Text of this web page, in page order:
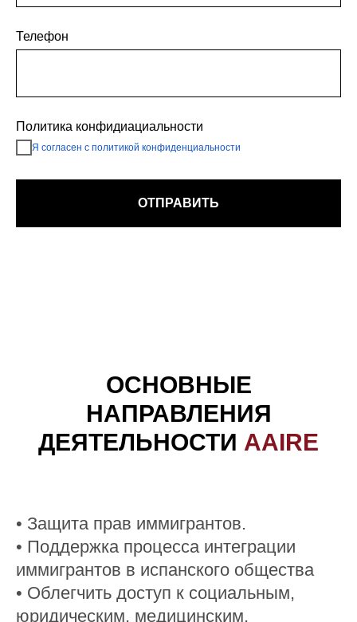
Телефон
Политика конфидиациальности
Я согласен с политикой конфиденциальности
ОТПРАВИТЬ
ОСНОВНЫЕ
НАПРАВЛЕНИЯ
ДЕЯТЕЛЬНОСТИ AAIRE
• Защита прав иммигрантов.
• Поддержка процесса интеграции
иммигрантов в испанского общества
• Облегчить доступ к социальным,
юридическим, медицинским,